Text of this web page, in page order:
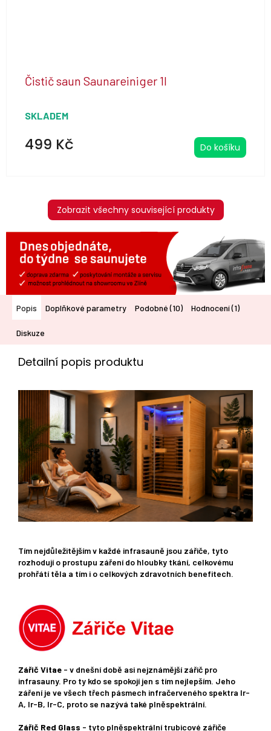
Čistič saun Saunareiniger 1l
SKLADEM
499 Kč Do košíku
Zobrazit všechny související produkty
Popis Doplňkové parametry Podobné (10) Hodnocení (1)
Diskuze
Detailní popis produktu
Tím nejdůležitějším v každé infrasauně jsou zářiče, tyto
rozhodují o prostupu záření do hloubky tkání, celkovému
prohřátí těla a tím i o celkových zdravotních benefitech.
Zářič Vitae - v dnešní době asi nejznámější zářič pro
infrasauny. Pro ty kdo se spokojí jen s tím nejlepším. Jeho
záření je ve všech třech pásmech infračerveného spektra Ir-
A, Ir-B, Ir-C, proto se nazývá také plněspektrální.
Zářič Red Glass - tyto plněspektrální trubicové zářiče